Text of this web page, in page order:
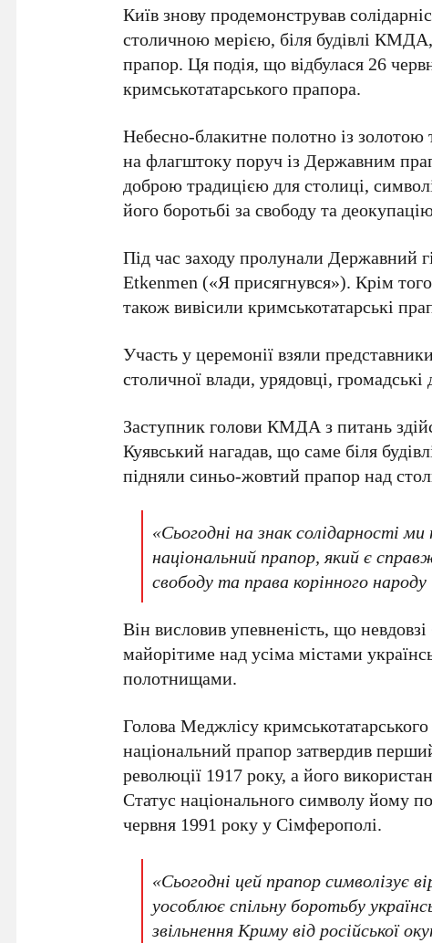
Київ знову продемонстрував
столичною мерією, біля будівліКМДА
прапор. Ця подія, що відбулася26
кримськотатарського прапора.
Небесно-блакитне полотно із
на флагштоку поруч із Державним
доброю традицією для столиці,
його боротьбі за свободу та
Під час заходу пролуналиДержавний
Etkenmen («Я присягнувся»). Крім
також вивісили кримськотатарські
Участь у церемонії взяли
столичної влади, урядовці,
Заступник голови КМДА з питань
Куявськийнагадав, що саме біля
підняли синьо-жовтий прапор над
«Сьогодні на знак солідарності
національний прапор, який є
свободу та права корінного
Він висловив упевненість, що
майорітиме над усіма містами
полотнищами.
Голова Меджлісу
національний прапор затвердив
революції 1917 року, а його
Статус національного символу йому
червня 1991 рокууСімферополі.
«Сьогодні цей прапор символізує
уособлює спільну боротьбу
звільнення Криму від російської